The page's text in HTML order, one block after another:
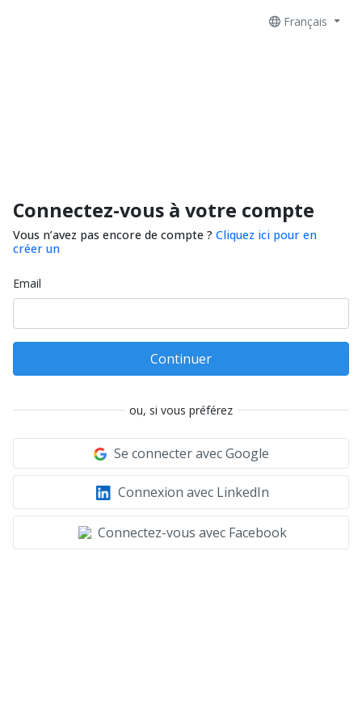
Français
Connectez-vous à votre compte
Vous n’avez pas encore de compte ? Cliquez ici pour en
créer un
Email
Continuer
ou, si vous préférez
Se connecter avec Google
Connexion avec LinkedIn
Connectez-vous avec Facebook